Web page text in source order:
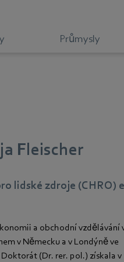
Průmysly
Fleischer
lidské zdroje (CHRO)
a obchodní vzdělávání
v Německu a v Londýně ve
(Dr. rer. pol.) získala v